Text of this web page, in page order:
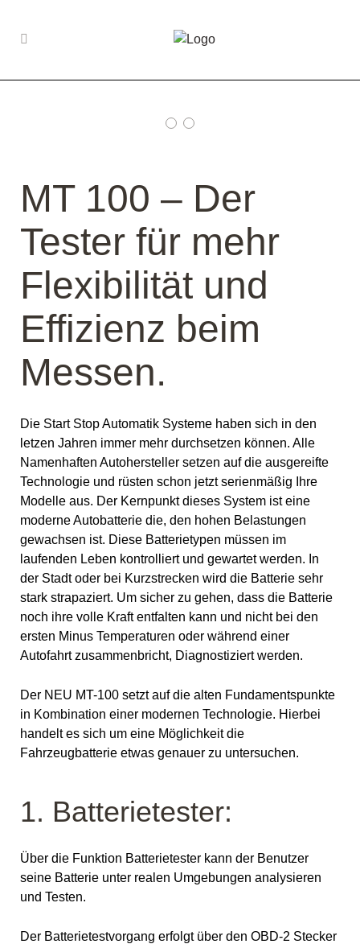
Produkt Motorrad
Werkzeuge
MT 100 – Der
Tester für mehr
Flexibilität und
Effizienz beim
Messen.
Die Start Stop Automatik Systeme haben sich in den
letzen Jahren immer mehr durchsetzen können. Alle
Namenhaften Autohersteller setzen auf die ausgereifte
Technologie und rüsten schon jetzt serienmäßig Ihre
Modelle aus. Der Kernpunkt dieses System ist eine
moderne Autobatterie die, den hohen Belastungen
gewachsen ist. Diese Batterietypen müssen im
laufenden Leben kontrolliert und gewartet werden. In
der Stadt oder bei Kurzstrecken wird die Batterie sehr
stark strapaziert. Um sicher zu gehen, dass die Batterie
noch ihre volle Kraft entfalten kann und nicht bei den
ersten Minus Temperaturen oder während einer
Autofahrt zusammenbricht, Diagnostiziert werden.
Der NEU MT-100 setzt auf die alten Fundamentspunkte
in Kombination einer modernen Technologie. Hierbei
handelt es sich um eine Möglichkeit die
Fahrzeugbatterie etwas genauer zu untersuchen.
1. Batterietester:
Über die Funktion Batterietester kann der Benutzer
seine Batterie unter realen Umgebungen analysieren
und Testen.
Der Batterietestvorgang erfolgt über den OBD-2 Stecker